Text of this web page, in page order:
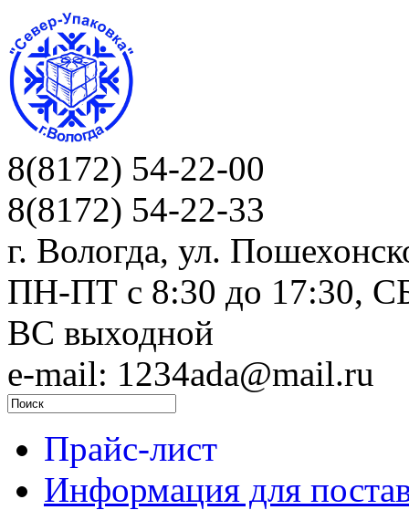
8(8172) 54-22-00
8(8172) 54-22-33
г. Вологда, ул.
ПН-ПТ c 8:30 до 17:30,
ВС выходной
e-mail: 1234ada@mail.ru
Прайс-лист
Информация для